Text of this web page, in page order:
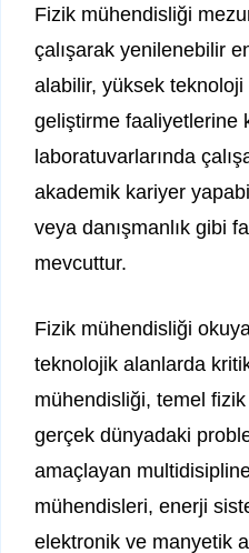
Fizik mühendisliği
çalışarak yenilenebilir
alabilir, yüksek
geliştirme faaliyetlerine
laboratuvarlarında
akademik kariyer
veya danışmanlık gibi
mevcuttur.
Fizik mühendisliği
teknolojik alanlarda
mühendisliği, temel
gerçek dünyadaki
amaçlayan
mühendisleri, enerji
elektronik ve manyetik